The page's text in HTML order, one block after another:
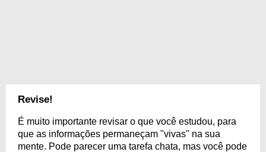
Revise!
É muito importante revisar o que você estudou, para
que as informações permaneçam "vivas" na sua
mente. Pode parecer uma tarefa chata, mas você pode